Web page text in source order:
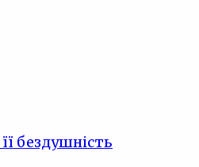
бездушність